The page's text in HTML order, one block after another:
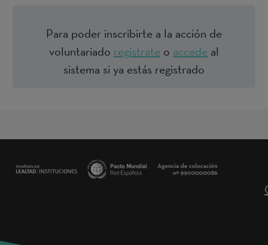
Para poder inscribirte a la acción de
voluntariado regístrate o accede al
sistema si ya estás registrado